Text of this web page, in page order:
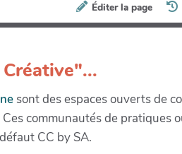
Éditer la page